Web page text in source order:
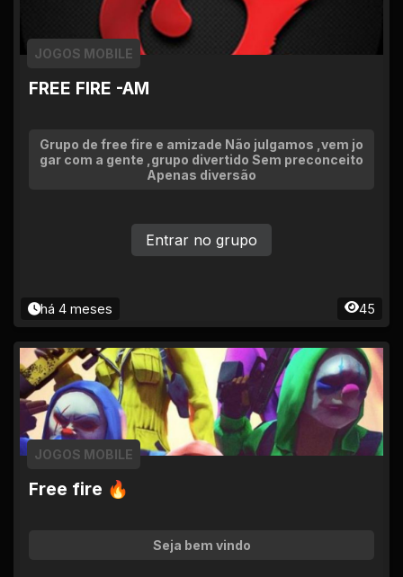
FREE FIRE -AM
JOGOS MOBILE
Grupo de free fire e amizade Não julgamos ,vem jo
gar com a gente ,grupo divertido Sem preconceito
Apenas diversão
há 4 meses 45
Entrar no grupo
Free fire 🔥
JOGOS MOBILE
Seja bem vindo